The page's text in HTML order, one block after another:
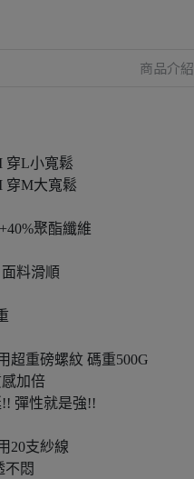
商品介紹
穿L小寬鬆
穿M大寬鬆
聚酯纖維
料滑順
超重磅螺紋 碼重500G
加倍
彈性就是強!!
20支紗線
不悶